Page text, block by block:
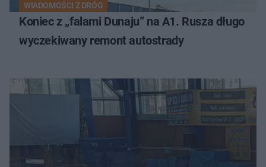
WIADOMOŚCI Z DRÓG
Koniec z „falami Dunaju” na A1. Rusza długo
wyczekiwany remont autostrady